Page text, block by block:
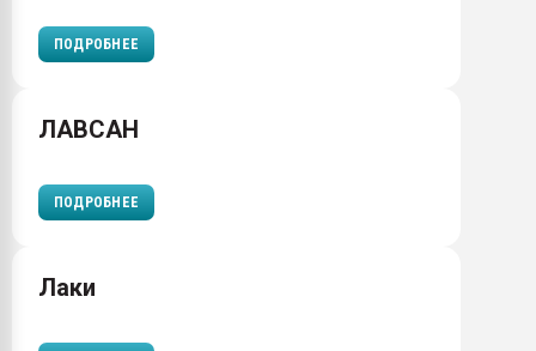
ПОДРОБНЕЕ
ЛАВСАН
ПОДРОБНЕЕ
Лаки